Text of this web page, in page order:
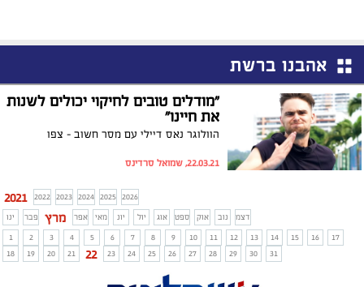
אהבנו ברשת
"מודלים טובים לחיקוי יכולים לשנות
את חיינו"
הוולוגר נאס דיילי עם מסר חשוב - צפו
22.03.21, שמואל סרדינס
2021 2022 2023 2024 2025 2026
ינו
פבר מרץ אפר מאי יונ יול אוג ספט אוק נוב
דצמ
1
2 3 4 5 6 7 8 9 10 11 12 13 14 15 16
17
18
19 20 21 22 23 24 25 26 27 28 29 30 31